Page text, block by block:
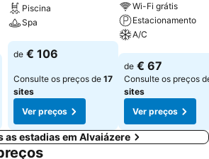
Piscina
Spa
Ver preços
de € 106
Consulte os preços de 17
sites
Ver preços
Wi-Fi grátis
Estacionamento
A/C
Ver preços
de € 67
Consulte os preços
sites
Ver preços
as estadias em Alvaiázere